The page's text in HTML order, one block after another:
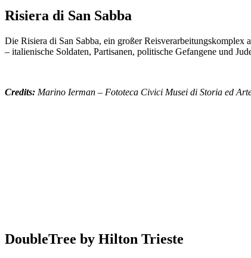
Risiera di San Sabba
Die Risiera di San Sabba, ein großer
– italienische Soldaten, Partisanen, politische Gefangene und
Credits: Marino Ierman – Fototeca Civici Musei di Storia ed
DoubleTree by Hilton Trieste